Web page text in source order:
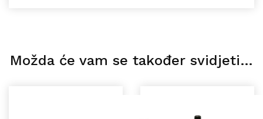
Možda će vam se također svidjeti…